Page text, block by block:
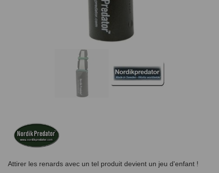
Attirer les renards avec un tel produit devient un jeu d'enfant !